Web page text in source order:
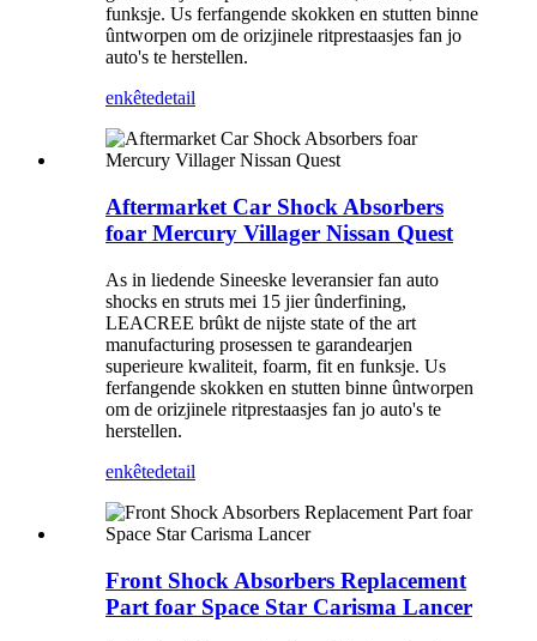
funksje. Us ferfangende skokken en stutten binne
ûntworpen om de orizjinele ritprestaasjes fan jo
auto's te herstellen.
enkêtedetail
Aftermarket Car Shock Absorbers
foar Mercury Villager Nissan Quest
As in liedende Sineeske leveransier fan auto
shocks en struts mei 15 jier ûnderfining,
LEACREE brûkt de nijste state of the art
manufacturing prosessen te garandearjen
superieure kwaliteit, foarm, fit en funksje. Us
ferfangende skokken en stutten binne ûntworpen
om de orizjinele ritprestaasjes fan jo auto's te
herstellen.
enkêtedetail
Front Shock Absorbers Replacement
Part foar Space Star Carisma Lancer